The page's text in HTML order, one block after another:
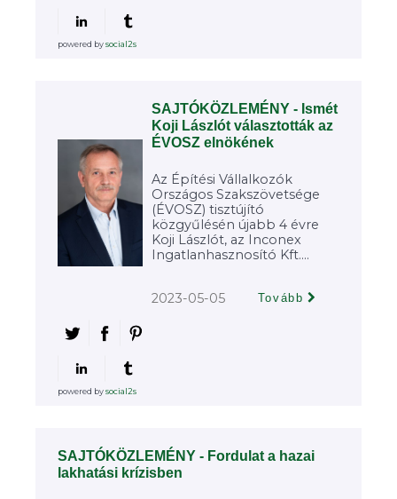
powered bysocial2s
SAJTÓKÖZLEMÉNY - Ismét
Koji Lászlót választották az
ÉVOSZ elnökének
Az Építési Vállalkozók
Országos Szakszövetsége
(ÉVOSZ) tisztújító
közgyűlésén újabb 4 évre
Koji Lászlót, az Inconex
Ingatlanhasznosító Kft....
2023-05-05 Tovább
powered bysocial2s
SAJTÓKÖZLEMÉNY - Fordulat a hazai
lakhatási krízisben